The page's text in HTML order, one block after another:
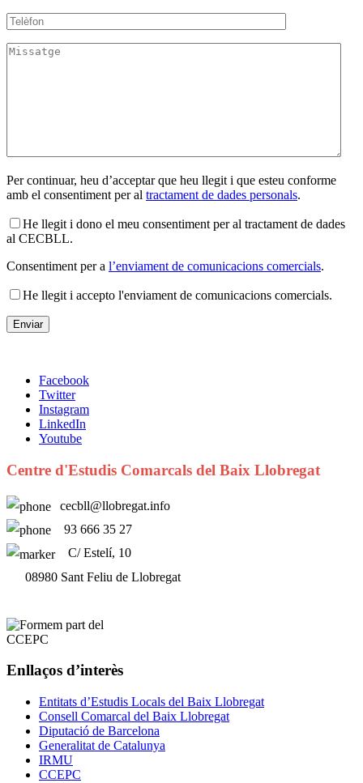
Per continuar, heu d’acceptar que heu llegit i que esteu conforme
amb el consentiment per al tractament de dades personals.
He llegit i dono el meu consentiment per al tractament de dades
al CECBLL.
Consentiment per a l’enviament de comunicacions comercials.
He llegit i accepto l'enviament de comunicacions comercials.
Facebook
Twitter
Instagram
LinkedIn
Youtube
Centre d'Estudis Comarcals del Baix Llobregat
cecbll@llobregat.info
93 666 35 27
C/ Estelí, 10
08980 Sant Feliu de Llobregat
Enllaços d’interès
Entitats d’Estudis Locals del Baix Llobregat
Consell Comarcal del Baix Llobregat
Diputació de Barcelona
Generalitat de Catalunya
IRMU
CCEPC